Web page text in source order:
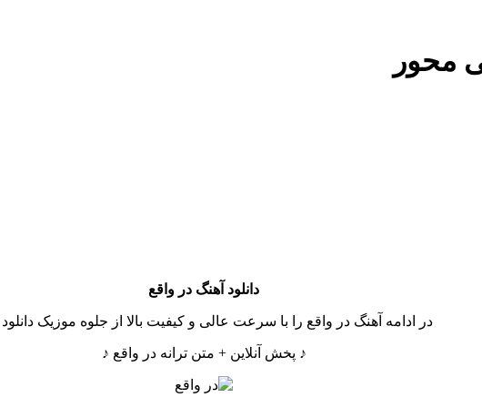
محور
دانلود آهنگ در واقع
در ادامه آهنگ در واقع را با سرعت عالی و کیفیت بالا از جلوه موزیک دانلود
♪ پخش آنلاین + متن ترانه در واقع ♪